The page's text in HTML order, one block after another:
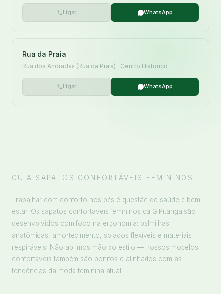
Ligar WhatsApp
Rua da Praia
Rua dos Andradas (Rua da Praia) · Centro Histórico
Ligar WhatsApp
GUIA SAPATOS CONFORTÁVEIS FEMININOS
Trabalhar com conforto nos pés é questão de saúde e bem-
estar. Os sapatos confortáveis femininos da GiPitanga são
desenvolvidos com foco na ergonomia: palmilhas
anatômicas, amortecimento, solados flexíveis e materiais
respiráveis. Não abrimos mão do estilo — nossos modelos
confortáveis também são bonitos e alinhados com as
tendências da moda feminina atual.